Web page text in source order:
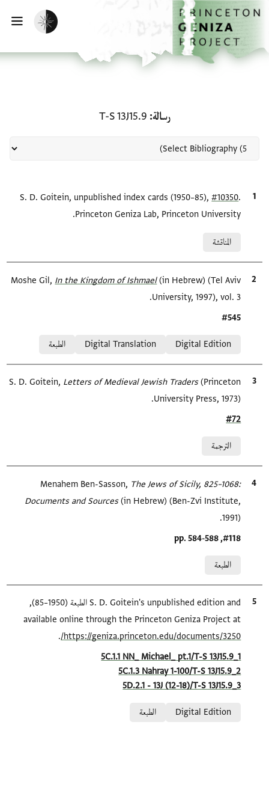
إلى المحتوى الرئيسي
الرئيسية
تفعيل الوضع المظلم
رسالة T-S 13J15.9
الاقتباس المرجعيS. D. Goitein, unpublished index cards (1950–85),#10350
Princeton Geniza Lab, Princeton University.
المناقشة
الاقتباس المرجعي Moshe Gil,In the Kingdom of Ishmael‎(in Hebrew) (Tel Aviv
University, 1997), vol. 3.
Location in source
#545
Digital Edition
Digital Translation الطبعة
الاقتباس المرجعي S. D. Goitein,Letters of Medieval Jewish Traders(Princeton
University Press, 1973).
Location in source
#72
الترجمة
الاقتباس المرجعي Menahem Ben-Sasson,The Jews of Sicily, 825–1068:
Documents and Sources‎(in Hebrew) (Ben-Zvi Institute,
1991).
Location in source
#118, pp. 584-588
الطبعة
الاقتباس المرجعي
S. D. Goitein's unpublished edition and الطبعة (1950–85),
available online through the Princeton Geniza Project at
https://geniza.princeton.edu/documents/3250/
.
Location in source
5C.1.1 NN_ Michael_ pt.1/T-S 13J15.9_1
5C.1.3 Nahray 1-100/T-S 13J15.9_2
5D.2.1 - 13J (12-18)/T-S 13J15.9_3
Digital Edition
الطبعة